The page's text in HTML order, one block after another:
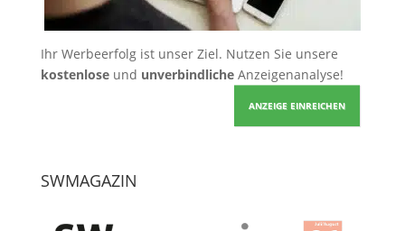
Ihr Werbeerfolg ist unser Ziel. Nutzen Sie unsere
kostenloseund unverbindlicheAnzeigenanalyse!
ANZEIGE EINREICHEN
SWMAGAZIN